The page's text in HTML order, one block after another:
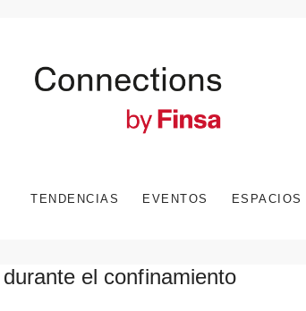
TENDENCIAS EVENTOS ESPACIOS
el confinamiento